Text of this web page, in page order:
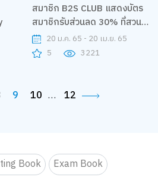
สมาชิก B2S CLUB แสดงบัตร
สมาชิกรับส่วนลด 30% ที่สวน
น้ำ Pororo
20 ม.ค. 65 - 20 เม.ย. 65
5
3221
9 10 … 12
Book
Exam Book